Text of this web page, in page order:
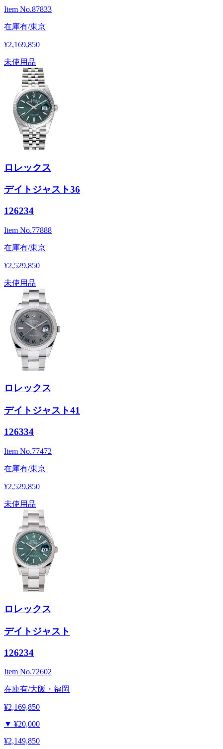
Item No.87833
在庫有/東京
¥2,169,850
未使用品
ロレックス
デイトジャスト36
126234
Item No.77888
在庫有/東京
¥2,529,850
未使用品
ロレックス
デイトジャスト41
126334
Item No.77472
在庫有/東京
¥2,529,850
未使用品
ロレックス
デイトジャスト
126234
Item No.72602
在庫有/大阪・福岡
¥2,169,850
▼ ¥20,000
¥2,149,850